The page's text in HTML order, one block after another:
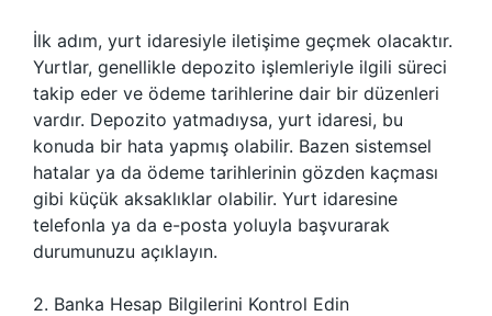
İlk adım, yurt idaresiyle iletişime geçmek olacaktır.
Yurtlar, genellikle depozito işlemleriyle ilgili süreci
takip eder ve ödeme tarihlerine dair bir düzenleri
vardır. Depozito yatmadıysa, yurt idaresi, bu
konuda bir hata yapmış olabilir. Bazen sistemsel
hatalar ya da ödeme tarihlerinin gözden kaçması
gibi küçük aksaklıklar olabilir. Yurt idaresine
telefonla ya da e-posta yoluyla başvurarak
durumunuzu açıklayın.
2. Banka Hesap Bilgilerini Kontrol Edin